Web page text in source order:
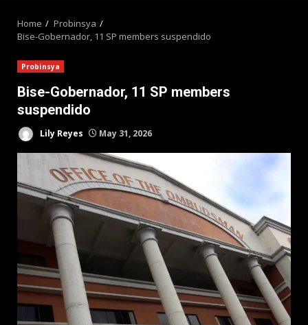
Home
Probinsya
Bise-Gobernador, 11 SP members suspendido
Probinsya
Bise-Gobernador, 11 SP members
suspendido
Lily Reyes May 31, 2026